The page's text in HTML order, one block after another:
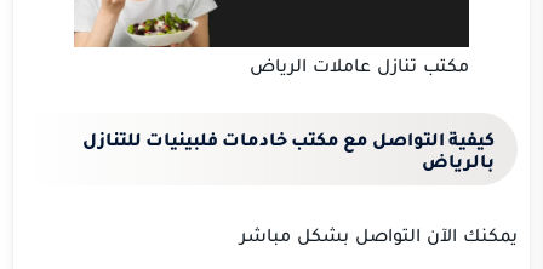
مكتب تنازل عاملات الرياض
كيفية التواصل مع مكتب خادمات فلبينيات للتنازل
بالرياض
يمكنك الآن التواصل بشكل مباشر